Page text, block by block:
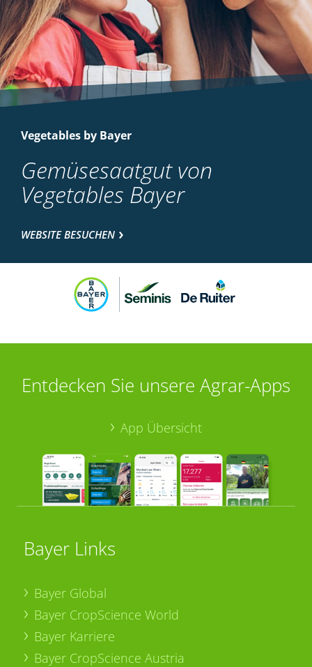
Vegetables by Bayer
Gemüsesaatgut von
Vegetables Bayer
WEBSITE BESUCHEN
Entdecken Sie unsere Agrar-Apps
App Übersicht
Bayer Links
Bayer Global
Bayer CropScience World
Bayer Karriere
Bayer CropScience Austria